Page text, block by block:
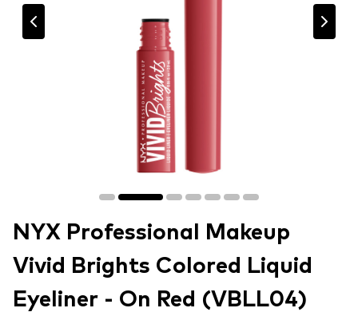
NYX Professional Makeup
Vivid Brights Colored Liquid
Eyeliner - On Red (VBLL04)